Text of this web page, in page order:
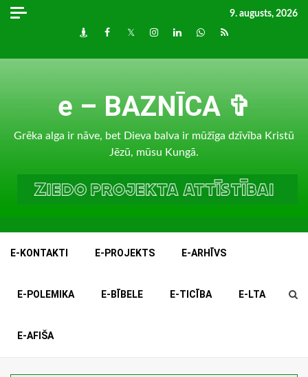
Skip
9. augusts, 2026
DraugiemFacebook
TwitterInstagram
LinkedInwhatsapp
RSS
e – BAZNĪCA ✞
Grēka alga ir nāve, bet Dieva balva ir mūžīga dzīvība Kristū
Jēzū, mūsu Kungā.
E-KONTAKTI E-PROJEKTS E-ARHĪVS
E-POLEMIKA E-BĪBELE E-TICĪBA E-LTA
E-AFIŠA